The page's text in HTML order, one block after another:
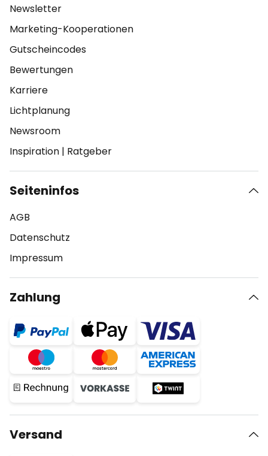
Newsletter
Marketing-Kooperationen
Gutscheincodes
Bewertungen
Karriere
Lichtplanung
Newsroom
Inspiration | Ratgeber
Seiteninfos
AGB
Datenschutz
Impressum
Zahlung
Versand